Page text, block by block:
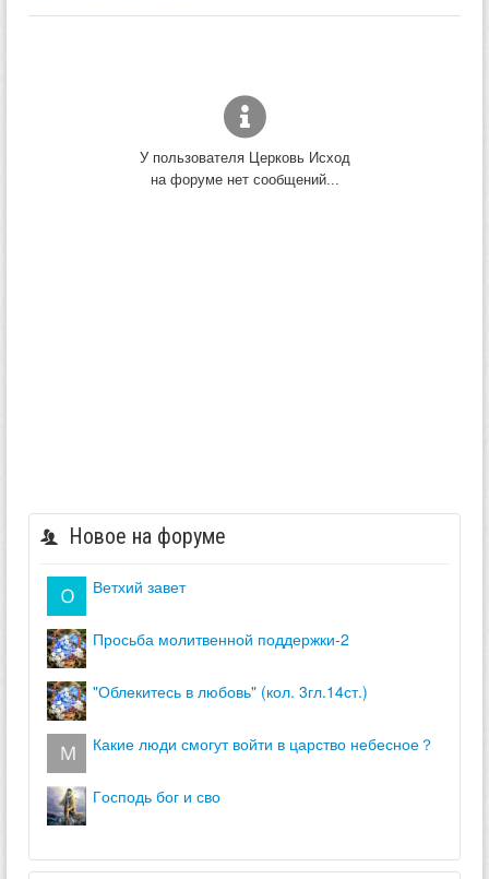
У пользователя Церковь Исход
на форуме нет сообщений...
Новое на форуме
ветхий завет
просьба молитвенной поддержки-2
"облекитесь в любовь" (кол. 3гл.14ст.)
какие люди смогут войти в царство небесное？
господь бог и сво